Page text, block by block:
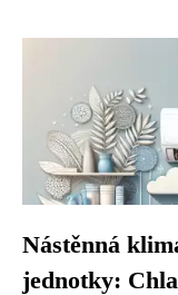
Nástěnná
jednotky: